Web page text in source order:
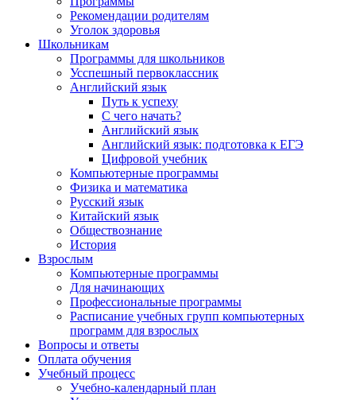
Рекомендации родителям
Уголок здоровья
Школьникам
Программы для школьников
Усспешный первоклассник
Английский язык
Путь к успеху
С чего начать?
Английский язык
Английский язык: подготовка к ЕГЭ
Цифровой учебник
Компьютерные программы
Физика и математика
Русский язык
Китайский язык
Обществознание
История
Взрослым
Компьютерные программы
Для начинающих
Профессиональные программы
Расписание учебных групп компьютерных
программ для взрослых
Вопросы и ответы
Оплата обучения
Учебный процесс
Учебно-календарный план